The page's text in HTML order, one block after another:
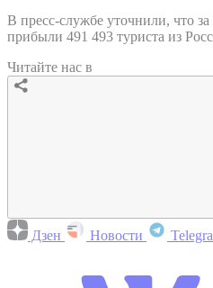
В пресс-службе уточнили, что
прибыли 491 493 туриста из
Читайте нас в
Дзен Новости